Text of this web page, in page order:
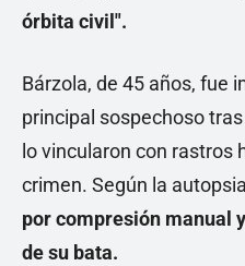
órbita civil".
Bárzola, de 45 años, fue
principal sospechoso
lo vincularon con rastros
crimen. Según la
por compresión manual
de su bata.